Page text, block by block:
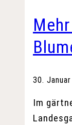
30.
Im